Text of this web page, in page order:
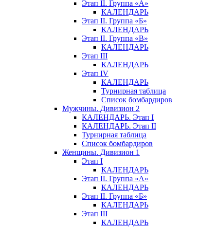
Этап II. Группа «А»
КАЛЕНДАРЬ
Этап II. Группа «Б»
КАЛЕНДАРЬ
Этап II. Группа «В»
КАЛЕНДАРЬ
Этап III
КАЛЕНДАРЬ
Этап IV
КАЛЕНДАРЬ
Турнирная таблица
Список бомбардиров
Мужчины. Дивизион 2
КАЛЕНДАРЬ. Этап I
КАЛЕНДАРЬ. Этап II
Турнирная таблица
Список бомбардиров
Женщины. Дивизион 1
Этап I
КАЛЕНДАРЬ
Этап II. Группа «А»
КАЛЕНДАРЬ
Этап II. Группа «Б»
КАЛЕНДАРЬ
Этап III
КАЛЕНДАРЬ